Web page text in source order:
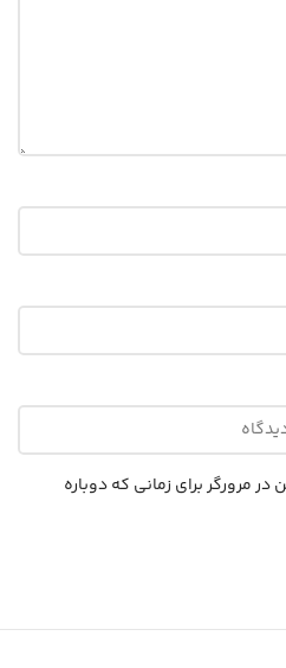
مرورگر برای زمانی که دوباره